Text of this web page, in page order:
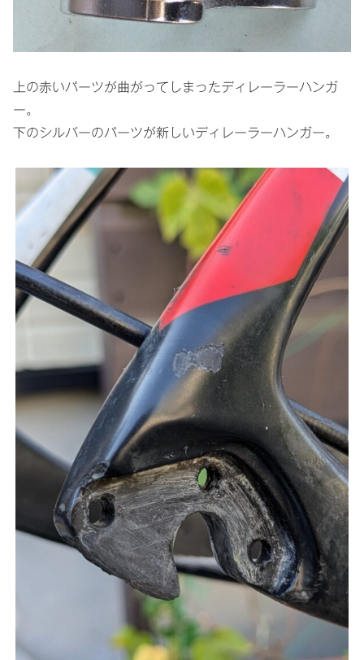
上の赤いパーツが曲がってしまったディレーラーハンガ
ー。
下のシルバーのパーツが新しいディレーラーハンガー。